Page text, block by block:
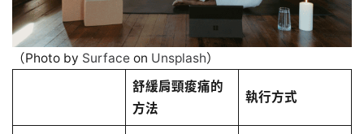
（Photo by Surface on Unsplash）
舒緩肩頸痠痛的
方法
執行方式